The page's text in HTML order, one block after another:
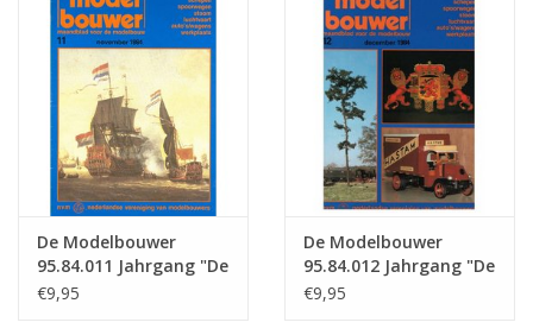
De Modelbouwer
95.84.011 Jahrgang "De
Modelbouwer"
€9,95
De Modelbouwer
95.84.012 Jahrgang "De
Modelbouwer"
€9,95